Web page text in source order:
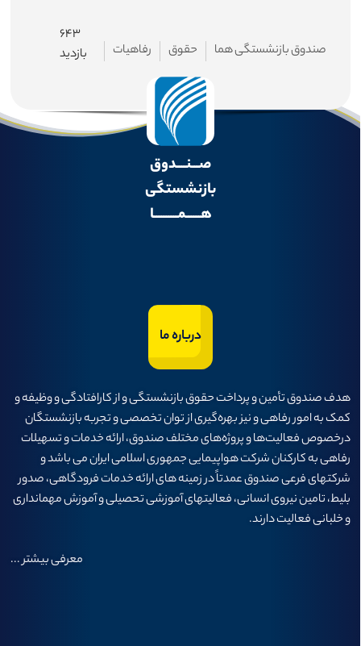
صندوق بازنشستگی هما حقوق رفاهیات
۶۴۳
بازدید
صـــنــــدوق
بازنشستگی
هــــــمــــــــــا
درباره ما
هدف صندوق تأمين و پرداخت حقوق بازنشستگی و از كارافتادگی و وظيفه و
كمک به امور رفاهی و نيز بهره‌گيری از توان تخصصی و تجربه بازنشستگان
درخصوص فعاليت‌ها و پروژه‌های مختلف صندوق، ارائه خدمات و تسهيلات
رفاهی به كاركنان شركت هواپيمايی جمهوری اسلامی ايران می باشد و
شرکتهای فرعی صندوق عمدتاً در زمینه های ارائه خدمات فرودگاهی، صدور
بلیط، تامین نیروی انسانی، فعالیتهای آموزشی تحصیلی و آموزش مهمانداری
و خلبانی فعالیت دارند.
معرفی بیشتر...